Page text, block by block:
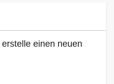
einen neuen